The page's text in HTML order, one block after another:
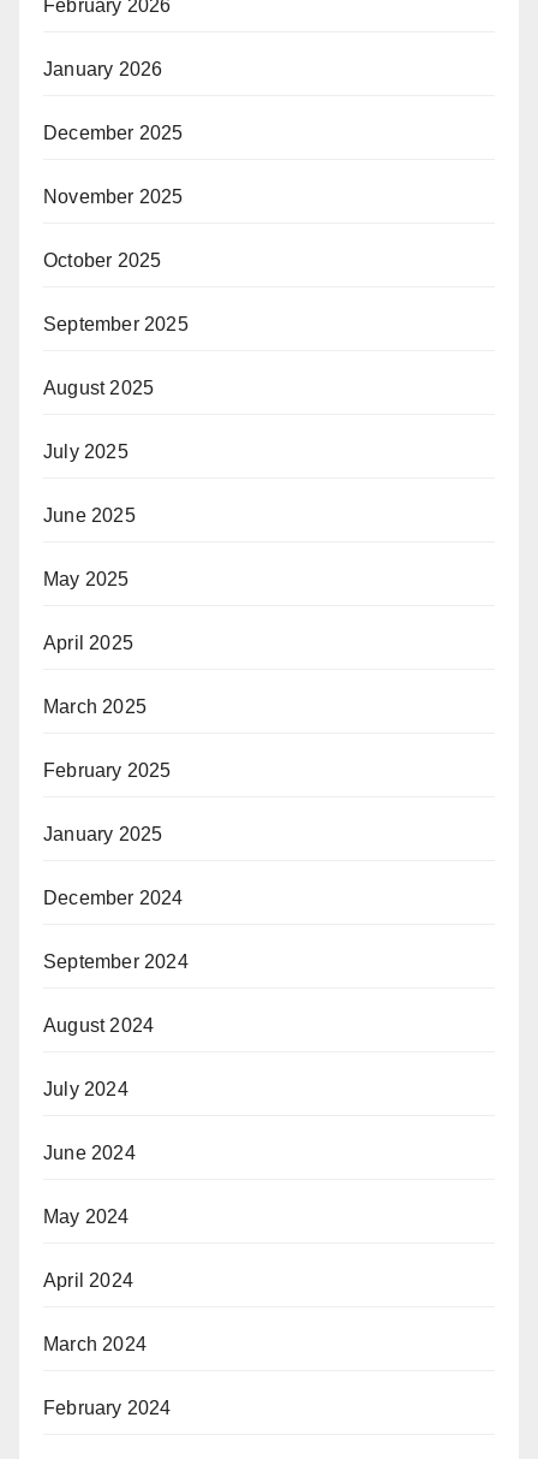
February 2026
January 2026
December 2025
November 2025
October 2025
September 2025
August 2025
July 2025
June 2025
May 2025
April 2025
March 2025
February 2025
January 2025
December 2024
September 2024
August 2024
July 2024
June 2024
May 2024
April 2024
March 2024
February 2024